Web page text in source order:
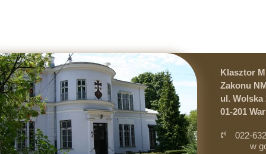
022-
w
Klasztor
Zakonu
ul. Wolska
01-201